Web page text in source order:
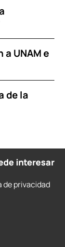
UNAM e
de la
interesar
de privacidad